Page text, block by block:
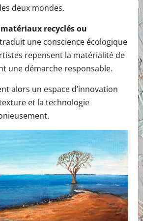
deux mondes.
matériaux recyclés ou
traduit une conscience écologique
repensent la matérialité de
une démarche responsable.
alors un espace d’innovation
et la technologie